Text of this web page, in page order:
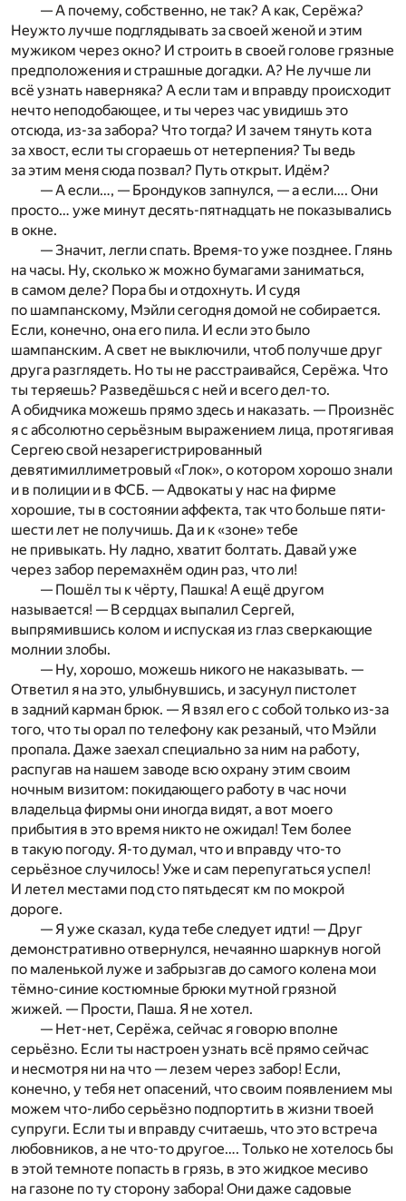
— А почему, собственно, не так? А как, Серёжа?
Неужто лучше подглядывать за своей женой и этим
мужиком через окно? И строить в своей голове грязные
предположения и страшные догадки. А? Не лучше ли
всё узнать наверняка? А если там и вправду происходит
нечто неподобающее, и ты через час увидишь это
отсюда, из-за забора? Что тогда? И зачем тянуть кота
за хвост, если ты сгораешь от нетерпения? Ты ведь
за этим меня сюда позвал? Путь открыт. Идём?
— А если…, — Брондуков запнулся, — а если…. Они
просто… уже минут десять-пятнадцать не показывались
в окне.
— Значит, легли спать. Время-то уже позднее. Глянь
на часы. Ну, сколько ж можно бумагами заниматься,
в самом деле? Пора бы и отдохнуть. И судя
по шампанскому, Мэйли сегодня домой не собирается.
Если, конечно, она его пила. И если это было
шампанским. А свет не выключили, чтоб получше друг
друга разглядеть. Но ты не расстраивайся, Серёжа. Что
ты теряешь? Разведёшься с ней и всего дел-то.
А обидчика можешь прямо здесь и наказать. — Произнёс
я с абсолютно серьёзным выражением лица, протягивая
Сергею свой незарегистрированный
девятимиллиметровый «Глок», о котором хорошо знали
и в полиции и в ФСБ. — Адвокаты у нас на фирме
хорошие, ты в состоянии аффекта, так что больше пяти-
шести лет не получишь. Да и к «зоне» тебе
не привыкать. Ну ладно, хватит болтать. Давай уже
через забор перемахнём один раз, что ли!
— Пошёл ты к чёрту, Пашка! А ещё другом
называется! — В сердцах выпалил Сергей,
выпрямившись колом и испуская из глаз сверкающие
молнии злобы.
— Ну, хорошо, можешь никого не наказывать. —
Ответил я на это, улыбнувшись, и засунул пистолет
в задний карман брюк. — Я взял его с собой только из-за
того, что ты орал по телефону как резаный, что Мэйли
пропала. Даже заехал специально за ним на работу,
распугав на нашем заводе всю охрану этим своим
ночным визитом: покидающего работу в час ночи
владельца фирмы они иногда видят, а вот моего
прибытия в это время никто не ожидал! Тем более
в такую погоду. Я-то думал, что и вправду что-то
серьёзное случилось! Уже и сам перепугаться успел!
И летел местами под сто пятьдесят км по мокрой
дороге.
— Я уже сказал, куда тебе следует идти! — Друг
демонстративно отвернулся, нечаянно шаркнув ногой
по маленькой луже и забрызгав до самого колена мои
тёмно-синие костюмные брюки мутной грязной
жижей. — Прости, Паша. Я не хотел.
— Нет-нет, Серёжа, сейчас я говорю вполне
серьёзно. Если ты настроен узнать всё прямо сейчас
и несмотря ни на что — лезем через забор! Если,
конечно, у тебя нет опасений, что своим появлением мы
можем что-либо серьёзно подпортить в жизни твоей
супруги. Если ты и вправду считаешь, что это встреча
любовников, а не что-то другое…. Только не хотелось бы
в этой темноте попасть в грязь, в это жидкое месиво
на газоне по ту сторону забора! Они даже садовые